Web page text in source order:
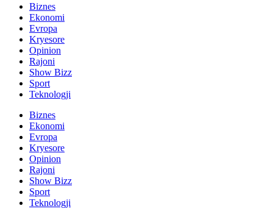
Biznes
Ekonomi
Evropa
Kryesore
Opinion
Rajoni
Show Bizz
Sport
Teknologji
Biznes
Ekonomi
Evropa
Kryesore
Opinion
Rajoni
Show Bizz
Sport
Teknologji